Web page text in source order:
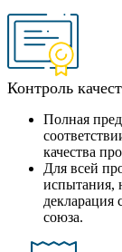
Контроль
Полная
качества
Для всей
испытания,
декларация
союза.